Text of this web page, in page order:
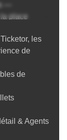
—
place
aux
billets
billetterie
utilisez
les
les
de
de
& Agents